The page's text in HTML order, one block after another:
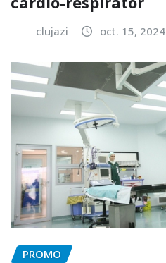
clujazi oct. 15, 2024
PROMO